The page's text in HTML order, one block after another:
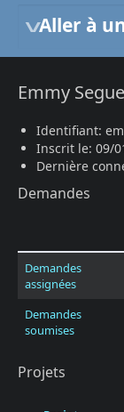
Aller à
Emmy
Identifiant:
Inscrit le: 09/
Dernière
Demandes
Demandes
assignées
Demandes
soumises
Projets